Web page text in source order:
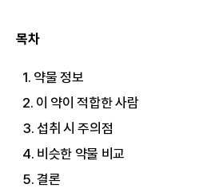
목차
1. 약물 정보
2. 이 약이 적합한 사람
3. 섭취 시 주의점
4. 비슷한 약물 비교
5. 결론